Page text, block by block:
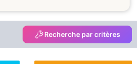
Recherche par critères